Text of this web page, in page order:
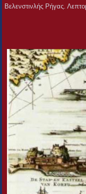
Βελενστινλής Ρήγας.